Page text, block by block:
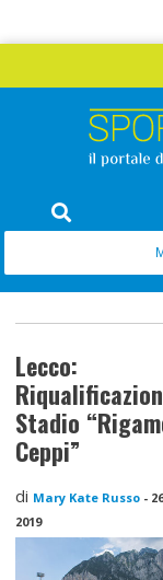
to
Lecco:
Stadio
Ceppi”
di Mary Kate Russo -
2019